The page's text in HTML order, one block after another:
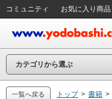
コミュニティ お気に入り商品
カテゴリから選ぶ
一覧へ戻る トップ > 書籍 >